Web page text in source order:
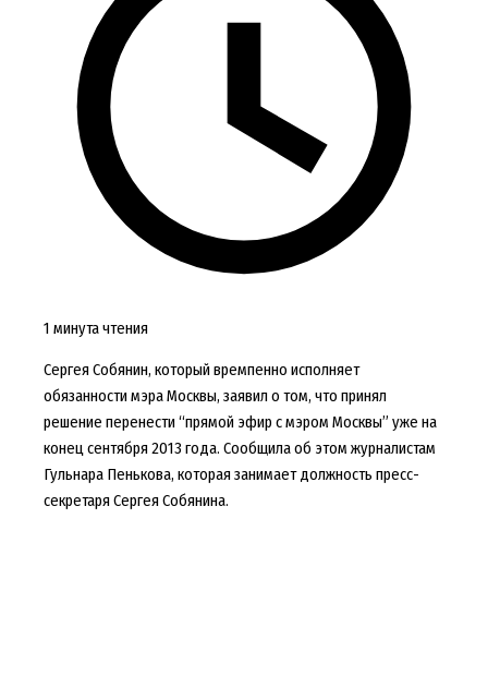
1 минута чтения
Сергея Собянин, который времпенно исполняет
обязанности мэра Москвы, заявил о том, что принял
решение перенести “прямой эфир с мэром Москвы” уже на
конец сентября 2013 года. Сообщила об этом журналистам
Гульнара Пенькова, которая занимает должность пресс-
секретаря Сергея Собянина.